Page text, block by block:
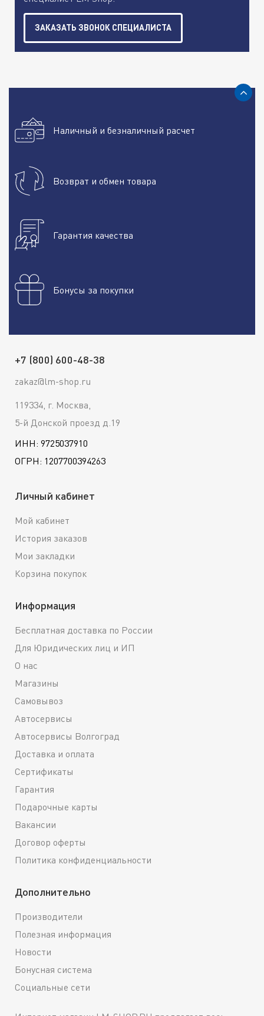
ЗАКАЗАТЬ ЗВОНОК СПЕЦИАЛИСТА
Наличный и безналичный расчет
Возврат и обмен товара
Гарантия качества
Бонусы за покупки
+7 (800) 600-48-38
zakaz@lm-shop.ru
119334, г. Москва,
5-й Донской проезд д.19
ИНН: 9725037910
ОГРН: 1207700394263
Личный кабинет
Мой кабинет
История заказов
Мои закладки
Корзина покупок
Информация
Бесплатная доставка по России
Для Юридических лиц и ИП
О нас
Магазины
Самовывоз
Автосервисы
Автосервисы Волгоград
Доставка и оплата
Сертификаты
Гарантия
Подарочные карты
Вакансии
Договор оферты
Политика конфиденциальности
Дополнительно
Производители
Полезная информация
Новости
Бонусная система
Социальные сети